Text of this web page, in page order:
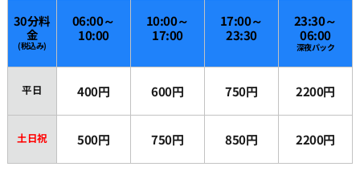
30分料
金
(税込み)
06:00～
10:00
10:00～
17:00
17:00～
23:30
23:30～
06:00
深夜パック
平日 400円 600円 750円 2200円
土日祝 500円 750円 850円 2200円